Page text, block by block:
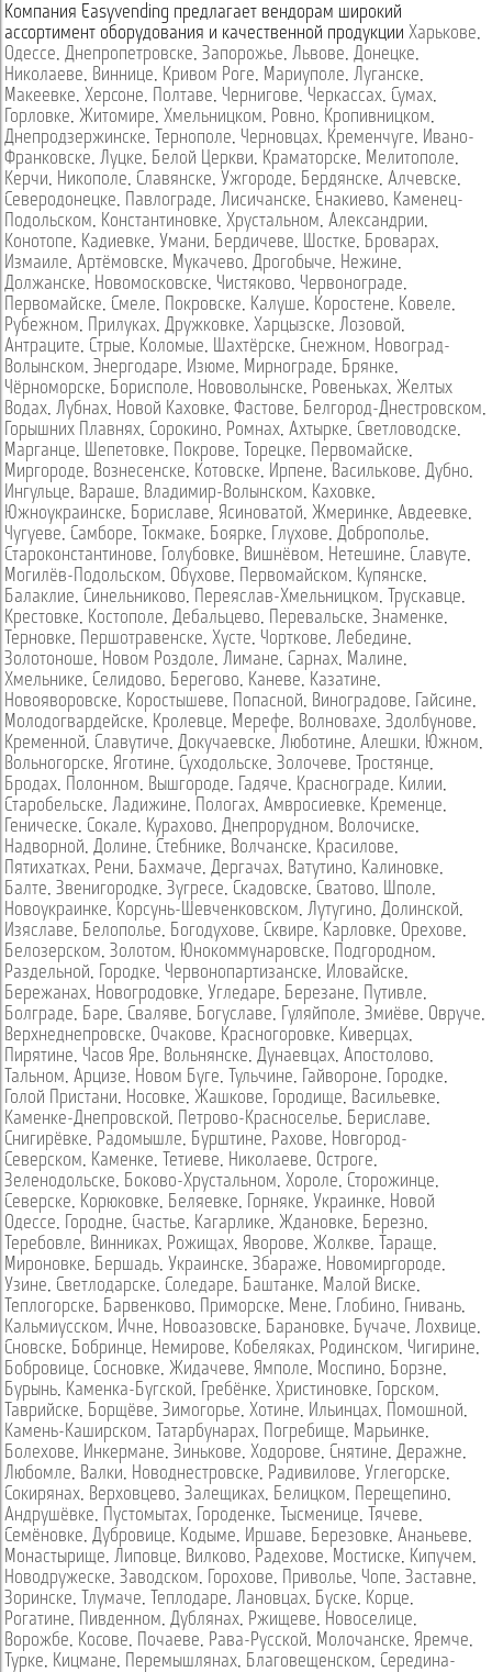
Компания Easyvending предлагает вендорам широкий
ассортимент оборудования и качественной продукции Харькове,
Одессе, Днепропетровске, Запорожье, Львове, Донецке,
Николаеве, Виннице, Кривом Роге, Мариуполе, Луганске,
Макеевке, Херсоне, Полтаве, Чернигове, Черкассах, Сумах,
Горловке, Житомире, Хмельницком, Ровно, Кропивницком,
Днепродзержинске, Тернополе, Черновцах, Кременчуге, Ивано-
Франковске, Луцке, Белой Церкви, Краматорске, Мелитополе,
Керчи, Никополе, Славянске, Ужгороде, Бердянске, Алчевске,
Северодонецке, Павлограде, Лисичанске, Енакиево, Каменец-
Подольском, Константиновке, Хрустальном, Александрии,
Конотопе, Кадиевке, Умани, Бердичеве, Шостке, Броварах,
Измаиле, Артёмовске, Мукачево, Дрогобыче, Нежине,
Должанске, Новомосковске, Чистяково, Червонограде,
Первомайске, Смеле, Покровске, Калуше, Коростене, Ковеле,
Рубежном, Прилуках, Дружковке, Харцызске, Лозовой,
Антраците, Стрые, Коломые, Шахтёрске, Снежном, Новоград-
Волынском, Энергодаре, Изюме, Мирнограде, Брянке,
Чёрноморске, Борисполе, Нововолынске, Ровеньках, Желтых
Водах, Лубнах, Новой Каховке, Фастове, Белгород-Днестровском,
Горышних Плавнях, Сорокино, Ромнах, Ахтырке, Светловодске,
Марганце, Шепетовке, Покрове, Торецке, Первомайске,
Миргороде, Вознесенске, Котовске, Ирпене, Василькове, Дубно,
Ингульце, Вараше, Владимир-Волынском, Каховке,
Южноукраинске, Бориславе, Ясиноватой, Жмеринке, Авдеевке,
Чугуеве, Самборе, Токмаке, Боярке, Глухове, Доброполье,
Староконстантинове, Голубовке, Вишнёвом, Нетешине, Славуте,
Могилёв-Подольском, Обухове, Первомайском, Купянске,
Балаклие, Синельниково, Переяслав-Хмельницком, Трускавце,
Крестовке, Костополе, Дебальцево, Перевальске, Знаменке,
Терновке, Першотравенске, Хусте, Чорткове, Лебедине,
Золотоноше, Новом Роздоле, Лимане, Сарнах, Малине,
Хмельнике, Селидово, Берегово, Каневе, Казатине,
Новояворовске, Коростышеве, Попасной, Виноградове, Гайсине,
Молодогвардейске, Кролевце, Мерефе, Волновахе, Здолбунове,
Кременной, Славутиче, Докучаевске, Люботине, Алешки, Южном,
Вольногорске, Яготине, Суходольске, Золочеве, Тростянце,
Бродах, Полонном, Вышгороде, Гадяче, Краснограде, Килии,
Старобельске, Ладижине, Пологах, Амвросиевке, Кременце,
Геническе, Сокале, Курахово, Днепрорудном, Волочиске,
Надворной, Долине, Стебнике, Волчанске, Красилове,
Пятихатках, Рени, Бахмаче, Дергачах, Ватутино, Калиновке,
Балте, Звенигородке, Зугресе, Скадовске, Сватово, Шполе,
Новоукраинке, Корсунь-Шевченковском, Лутугино, Долинской,
Изяславе, Белополье, Богодухове, Сквире, Карловке, Орехове,
Белозерском, Золотом, Юнокоммунаровске, Подгородном,
Раздельной, Городке, Червонопартизанске, Иловайске,
Бережанах, Новогродовке, Угледаре, Березане, Путивле,
Болграде, Баре, Сваляве, Богуславе, Гуляйполе, Змиёве, Овруче,
Верхнеднепровске, Очакове, Красногоровке, Киверцах,
Пирятине, Часов Яре, Вольнянске, Дунаевцах, Апостолово,
Тальном, Арцизе, Новом Буге, Тульчине, Гайвороне, Городке,
Голой Пристани, Носовке, Жашкове, Городище, Васильевке,
Каменке-Днепровской, Петрово-Красноселье, Бериславе,
Снигирёвке, Радомышле, Бурштине, Рахове, Новгород-
Северском, Каменке, Тетиеве, Николаеве, Остроге,
Зеленодольске, Боково-Хрустальном, Хороле, Сторожинце,
Северске, Корюковке, Беляевке, Горняке, Украинке, Новой
Одессе, Городне, Счастье, Кагарлике, Ждановке, Березно,
Теребовле, Винниках, Рожищах, Яворове, Жолкве, Тараще,
Мироновке, Бершадь, Украинске, Збараже, Новомиргороде,
Узине, Светлодарске, Соледаре, Баштанке, Малой Виске,
Теплогорске, Барвенково, Приморске, Мене, Глобино, Гнивань,
Кальмиусском, Ичне, Новоазовске, Барановке, Бучаче, Лохвице,
Сновске, Бобринце, Немирове, Кобеляках, Родинском, Чигирине,
Бобровице, Сосновке, Жидачеве, Ямполе, Моспино, Борзне,
Бурынь, Каменка-Бугской, Гребёнке, Христиновке, Горском,
Таврийске, Борщёве, Зимогорье, Хотине, Ильинцах, Помошной,
Камень-Каширском, Татарбунарах, Погребище, Марьинке,
Болехове, Инкермане, Зинькове, Ходорове, Снятине, Деражне,
Любомле, Валки, Новоднестровске, Радивилове, Углегорске,
Сокирянах, Верховцево, Залещиках, Белицком, Перещепино,
Андрушёвке, Пустомытах, Городенке, Тысменице, Тячеве,
Семёновке, Дубровице, Кодыме, Иршаве, Березовке, Ананьеве,
Монастырище, Липовце, Вилково, Радехове, Мостиске, Кипучем,
Новодружеске, Заводском, Горохове, Приволье, Чопе, Заставне,
Зоринске, Тлумаче, Теплодаре, Лановцах, Буске, Корце,
Рогатине, Пивденном, Дублянах, Ржищеве, Новоселице,
Ворожбе, Косове, Почаеве, Рава-Русской, Молочанске, Яремче,
Турке, Кицмане, Перемышлянах, Благовещенском, Середина-